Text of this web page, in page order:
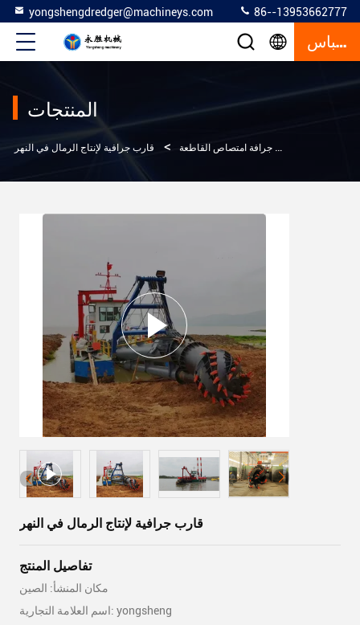
yongshengdredger@machineys.com 86--13953662777
إقتباس
المنتجات
> جرافة امتصاص القاطعة > قارب جرافية لإنتاج الرمال في النهر
قارب جرافية لإنتاج الرمال في النهر
تفاصيل المنتج
مكان المنشأ: الصين
اسم العلامة التجارية: yongsheng